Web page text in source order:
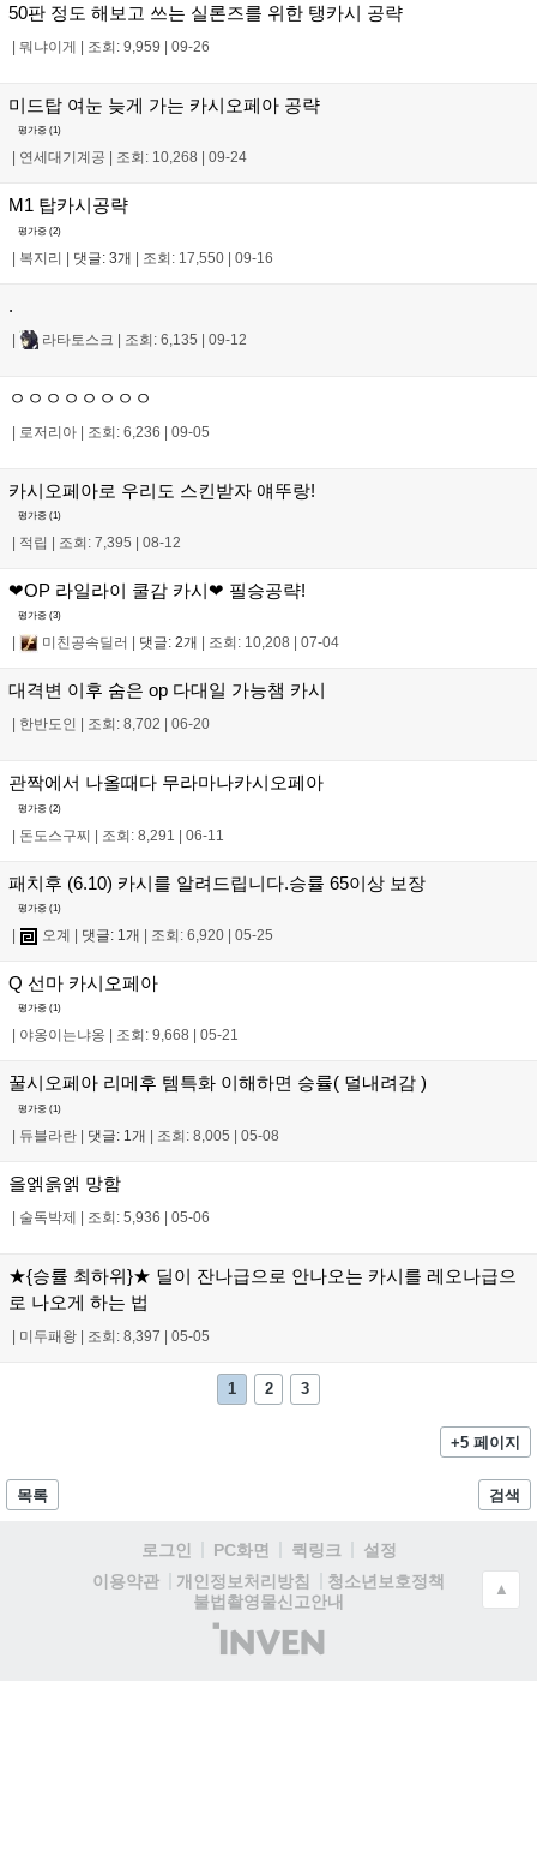
50판 정도 해보고 쓰는 실론즈를 위한 탱카시 공략
뭐냐이게 조회: 9,959 09-26
미드탑 여눈 늦게 가는 카시오페아 공략
평가중 (1)
연세대기계공 조회: 10,268 09-24
M1 탑카시공략
평가중 (2)
| 복지리 | 댓글: 3개 | 조회: 17,550 | 09-16
.
| 라타토스크 | 조회: 6,135 | 09-12
ㅇㅇㅇㅇㅇㅇㅇㅇ
| 로저리아 | 조회: 6,236 | 09-05
카시오페아로 우리도 스킨받자 얘뚜랑!
평가중 (1)
적립 조회: 7,395 08-12
❤OP 라일라이 쿨감 카시❤ 필승공략!
평가중 (3)
미친공속딜러 댓글: 2개 조회: 10,208 07-04
대격변 이후 숨은 op 다대일 가능챔 카시
한반도인 조회: 8,702 06-20
관짝에서 나올때다 무라마나카시오페아
평가중 (2)
| 돈도스구찌 | 조회: 8,291 | 06-11
패치후 (6.10) 카시를 알려드립니다.승률 65이상 보장
평가중 (1)
오계 댓글: 1개 조회: 6,920 05-25
Q 선마 카시오페아
평가중 (1)
야옹이는냐옹 조회: 9,668 05-21
꿀시오페아 리메후 템특화 이해하면 승률( 덜내려감 )
평가중 (1)
| 듀블라란 | 댓글: 1개 | 조회: 8,005 | 05-08
을엙읅엙 망함
| 술독박제 | 조회: 5,936 | 05-06
★{승률 최하위}★ 딜이 잔나급으로 안나오는 카시를 레오나급으
로 나오게 하는 법
| 미두패왕 | 조회: 8,397 | 05-05
1 2 3
+5 페이지
목록 검색
로그인 PC화면 퀵링크
설정
이용약관
개인정보처리방침
청소년보호정책
불법촬영물신고안내
(주)
인
▲